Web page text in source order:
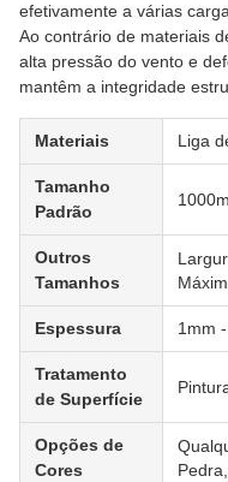
efetivamente a várias
Ao contrário de materiais
alta pressão do vento e
mantêm a integridade
Materiais Liga
Tamanho
Padrão
Outros
Tamanhos
Espessura 1mm
Tratamento
de Superfície
Opções de
Cores